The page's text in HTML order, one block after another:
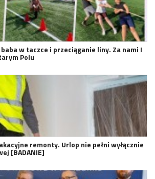
w taczce i przeciąganie liny. Za nami I
Polu
remonty. Urlop nie pełni wyłącznie
[BADANIE]